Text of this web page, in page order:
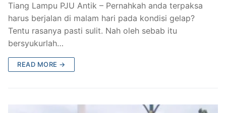
Tiang Lampu PJU Antik – Pernahkah anda terpaksa
harus berjalan di malam hari pada kondisi gelap?
Tentu rasanya pasti sulit. Nah oleh sebab itu
bersyukurlah…
READ MORE →